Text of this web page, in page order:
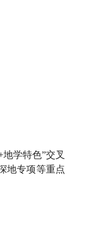
学特色”交叉
地专项等重点